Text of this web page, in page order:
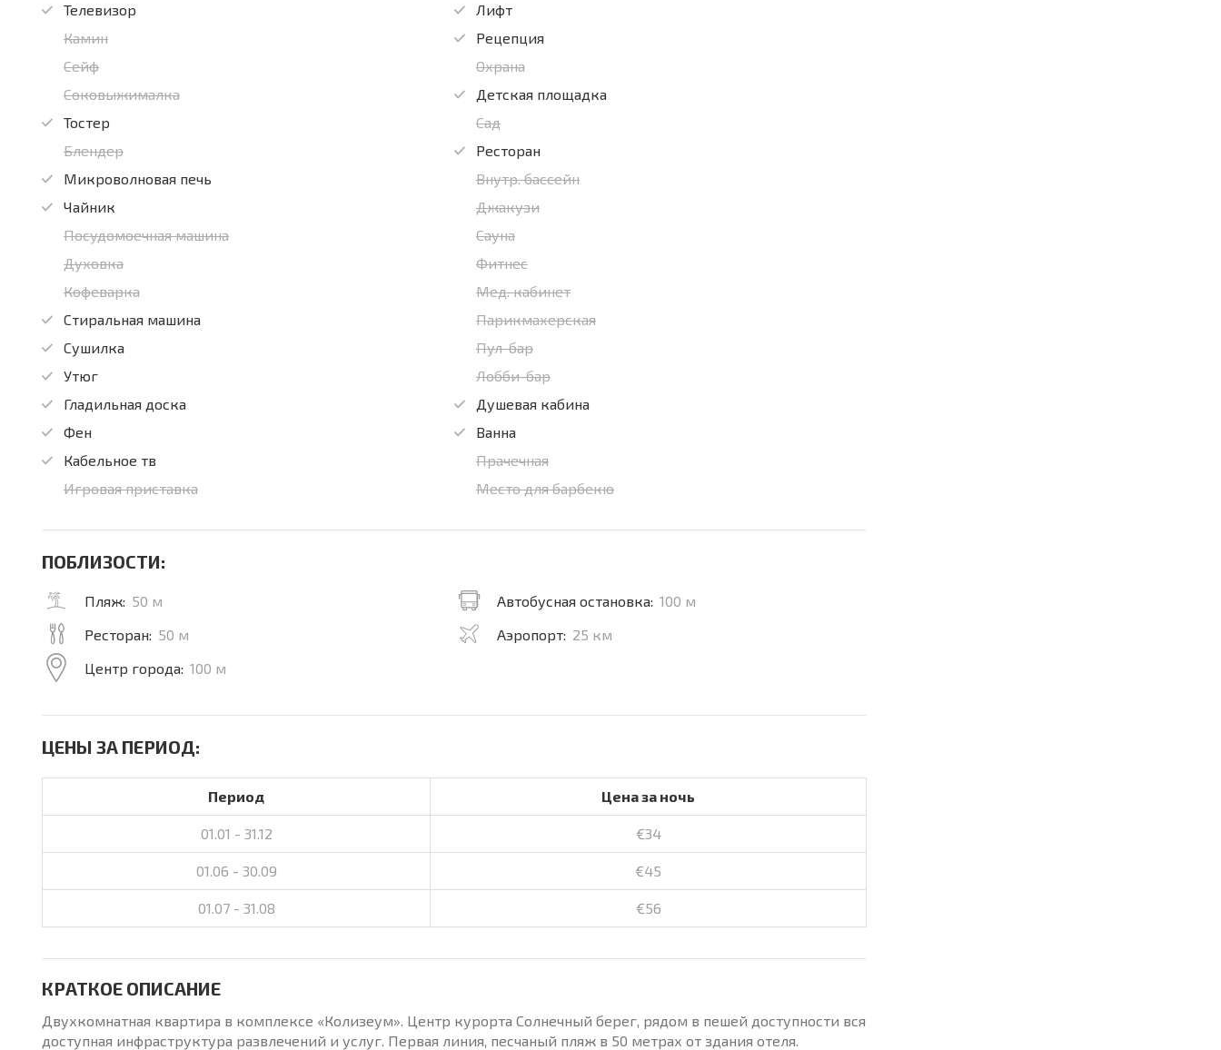
Телевизор
Камин
Сейф
Соковыжималка
Тостер
Блендер
Микроволновая печь
Чайник
Посудомоечная машина
Духовка
Кофеварка
Стиральная машина
Сушилка
Утюг
Гладильная доска
Фен
Кабельное тв
Игровая приставка
Лифт
Рецепция
Охрана
Детская площадка
Сад
Ресторан
Внутр. бассейн
Джакузи
Сауна
Фитнес
Мед. кабинет
Парикмахерская
Пул-бар
Лобби-бар
Душевая кабина
Ванна
Прачечная
Место для барбекю
ПОБЛИЗОСТИ:
Пляж: 50 м
Ресторан: 50 м
Центр города: 100 м
Автобусная остановка: 100 м
Аэропорт: 25 км
ЦЕНЫ ЗА ПЕРИОД:
Период Цена за ночь
01.01 - 31.12 €34
01.06 - 30.09 €45
01.07 - 31.08 €56
КРАТКОЕ ОПИСАНИЕ
Двухкомнатная квартира в комплексе «Колизеум». Центр курорта Солнечный берег, рядом в пешей доступности вся
доступная инфраструктура развлечений и услуг. Первая линия, песчаный пляж в 50 метрах от здания отеля.